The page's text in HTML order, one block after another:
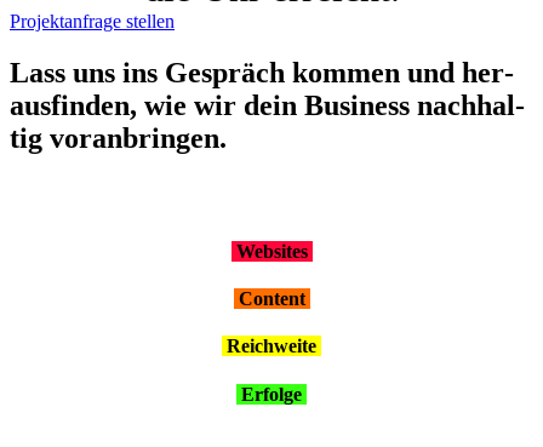
Projektanfrage stellen
Lass uns ins Gespräch kom­men und her­
aus­fin­den, wie wir dein Busi­ness nach­hal­
tig vor­an­brin­gen.
Web­sites
Con­tent
Reich­wei­te
Erfol­ge